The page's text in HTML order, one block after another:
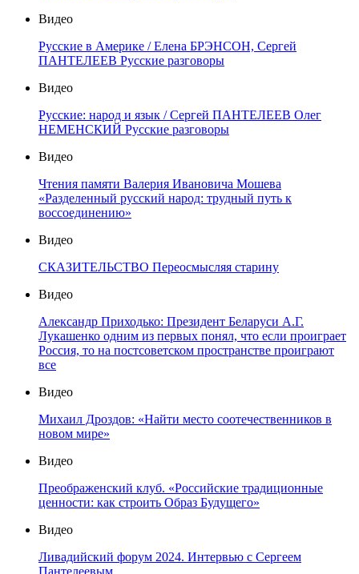
Видео
Русские в Америке / Елена БРЭНСОН, Сергей
ПАНТЕЛЕЕВ Русские разговоры
Видео
Русские: народ и язык / Сергей ПАНТЕЛЕЕВ Олег
НЕМЕНСКИЙ Русские разговоры
Видео
Чтения памяти Валерия Ивановича Мошева
«Разделенный русский народ: трудный путь к
воссоединению»
Видео
СКАЗИТЕЛЬСТВО Переосмысляя старину
Видео
Александр Приходько: Президент Беларуси А.Г.
Лукашенко одним из первых понял, что если проиграет
Россия, то на постсоветском пространстве проиграют
все
Видео
Михаил Дроздов: «Найти место соотечественников в
новом мире»
Видео
Преображенский клуб. «Российские традиционные
ценности: как строить Образ Будущего»
Видео
Ливадийский форум 2024. Интервью с Сергеем